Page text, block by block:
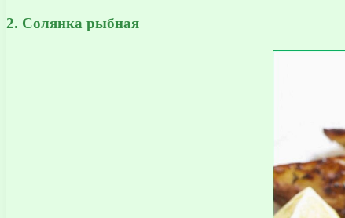
2. Солянка рыбная